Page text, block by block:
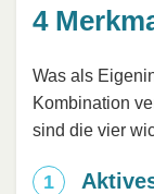
4
Was als
Kombination
sind die vier